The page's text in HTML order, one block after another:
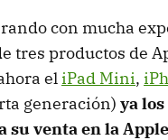
con mucha
tres productos de
el iPad Mini,
generación) ya
su venta en la